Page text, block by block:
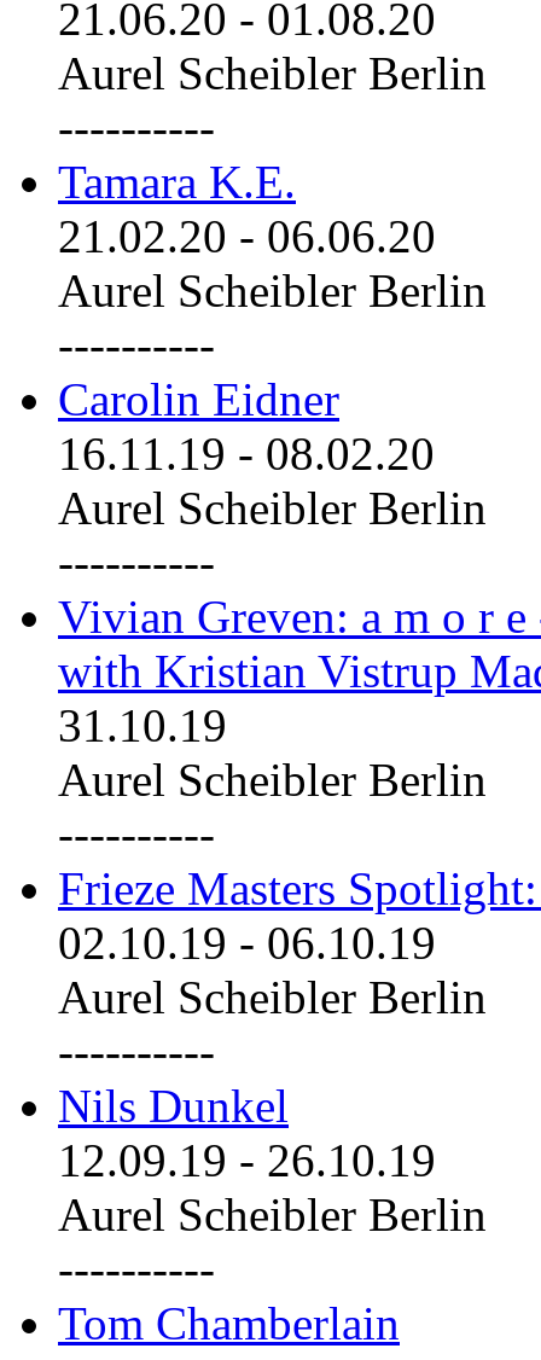
21.06.20 - 01.08.20
Aurel Scheibler Berlin
----------
Tamara K.E.
21.02.20 - 06.06.20
Aurel Scheibler Berlin
----------
Carolin Eidner
16.11.19 - 08.02.20
Aurel Scheibler Berlin
----------
Vivian Greven: a m o r
with Kristian Vistrup
31.10.19
Aurel Scheibler Berlin
----------
Frieze Masters
02.10.19 - 06.10.19
Aurel Scheibler Berlin
----------
Nils Dunkel
12.09.19 - 26.10.19
Aurel Scheibler Berlin
----------
Tom Chamberlain